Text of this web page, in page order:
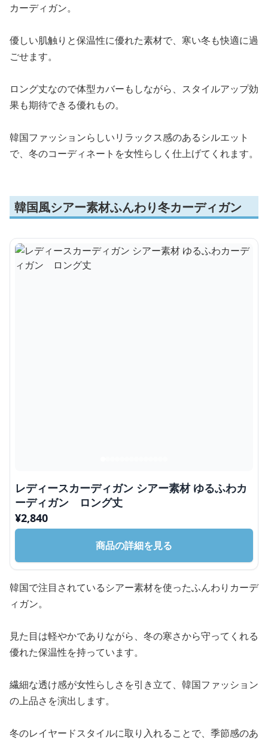
カーディガン。
優しい肌触りと保温性に優れた素材で、寒い冬も快適に過
ごせます。
ロング丈なので体型カバーもしながら、スタイルアップ効
果も期待できる優れもの。
韓国ファッションらしいリラックス感のあるシルエット
で、冬のコーディネートを女性らしく仕上げてくれます。
韓国風シアー素材ふんわり冬カーディガン
レディースカーディガン シアー素材 ゆるふわカ
ーディガン ロング丈
¥2,840
商品の詳細を見る
韓国で注目されているシアー素材を使ったふんわりカーデ
ィガン。
見た目は軽やかでありながら、冬の寒さから守ってくれる
優れた保温性を持っています。
繊細な透け感が女性らしさを引き立て、韓国ファッション
の上品さを演出します。
冬のレイヤードスタイルに取り入れることで、季節感のあ